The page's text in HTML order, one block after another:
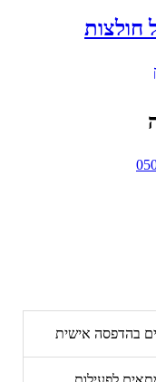
חולצות
בהדפסה אישית